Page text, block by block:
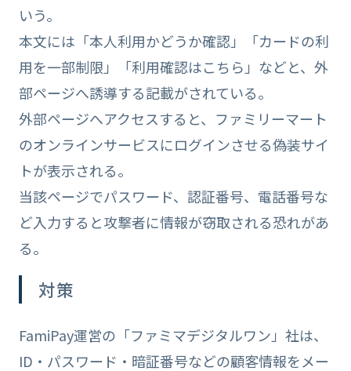
いう。
本文には「本人利用かどうか確認」「カードの利
用を一部制限」「利用確認はこちら」などと、外
部ページへ誘導する記載がされている。
外部ページへアクセスすると、ファミリーマート
のオンラインサービスにログインさせる偽装サイ
トが表示される。
当該ページでパスワード、認証番号、電話番号な
ど入力すると攻撃者に情報が窃取される恐れがあ
る。
対策
FamiPay運営の「ファミマデジタルワン」社は、
ID・パスワード・暗証番号などの顧客情報をメー